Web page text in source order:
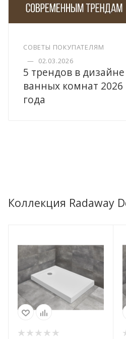
СОВЕТЫ ПОКУПАТЕЛЯМ
— 02.03.2026
5 трендов в дизайне
ванных комнат 2026
года
Коллекция Radaway